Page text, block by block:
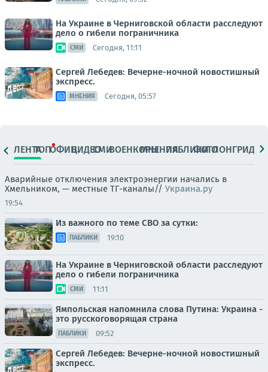
На Украине в Черниговской области расследуют
дело о гибели пограничника
СМИ Сегодня, 11:11
Сергей Лебедев: Вечерне-ночной новостишный
экспресс.
МНЕНИЯ Сегодня, 05:57
ЛЕНТАТОПОФИЦ.ВИДЕОСМИВОЕНКОРЫМНЕНИЯПАБЛИКИ
ФОТОЛОНГРИДЫ
Аварийные отключения электроэнергии начались в
Хмельником, — местные ТГ-каналы// Украина.ру
19:54
Из важного по теме СВО за сутки:
ПАБЛИКИ 19:10
На Украине в Черниговской области расследуют
дело о гибели пограничника
СМИ 11:11
Ямпольская напомнила слова Путина: Украина -
это русскоговорящая страна
ПАБЛИКИ 09:52
Сергей Лебедев: Вечерне-ночной новостишный
экспресс.